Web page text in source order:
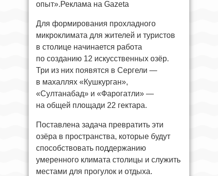
опыт».Реклама на Gazeta
Для формирования прохладного
микроклимата для жителей и туристов
в столице начинается работа
по созданию 12 искусственных озёр.
Три из них появятся в Сергели —
в махаллях «Кушкурган»,
«Султанабад» и «Фарогатли» —
на общей площади 22 гектара.
Поставлена задача превратить эти
озёра в пространства, которые будут
способствовать поддержанию
умеренного климата столицы и служить
местами для прогулок и отдыха.